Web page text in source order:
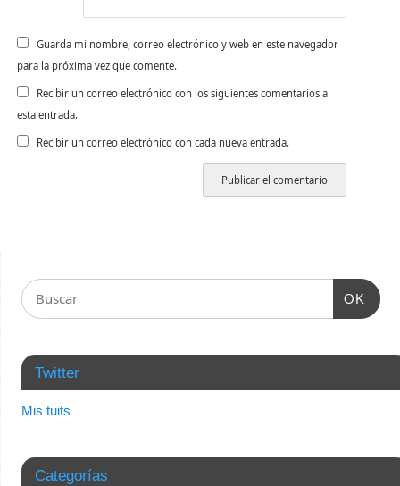
Guarda mi nombre, correo electrónico y web en este navegador
para la próxima vez que comente.
Recibir un correo electrónico con los siguientes comentarios a
esta entrada.
Recibir un correo electrónico con cada nueva entrada.
OK
Twitter
Mis tuits
Categorías